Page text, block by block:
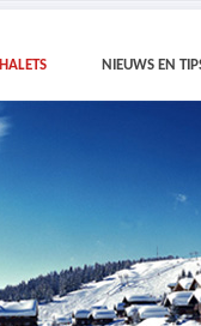
NIEUWS EN